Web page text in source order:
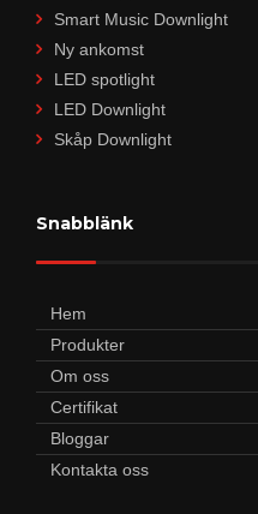
Smart Music Downlight
Ny ankomst
LED spotlight
LED Downlight
Skåp Downlight
Snabblänk
Hem
Produkter
Om oss
Certifikat
Bloggar
Kontakta oss